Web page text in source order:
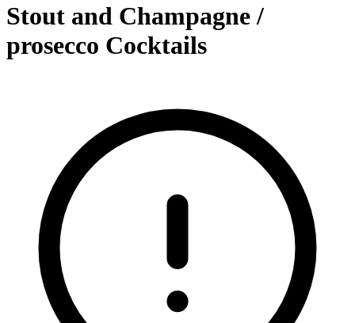
Stout and Champagne /
prosecco Cocktails